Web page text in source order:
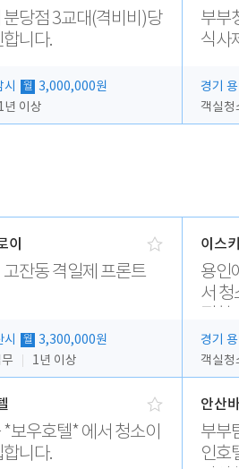
분당점 3교대(격비비)당
합니다.
월
3,000,000원
년 이상
부부
식사
경기 용
객실청
이
고잔동 격일제 프론트
월
3,300,000원
1년 이상
이스
용인
서
경기 용
객실청
*보우호텔* 에서 청소이
니다.
안산
부부
인호